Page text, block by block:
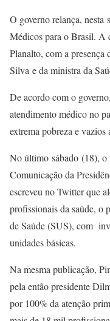
O governo relança, nesta
Médicos para o Brasil. A
Planalto, com a
Silva e da ministra da
De acordo com o
atendimento médico no
extrema pobreza e vazios
No último sábado (18), o
Comunicação da
escreveu no Twitter que
profissionais da saúde, o
de Saúde (SUS), com
unidades básicas.
Na mesma publicação,
pela então presidente
por 100% da atenção